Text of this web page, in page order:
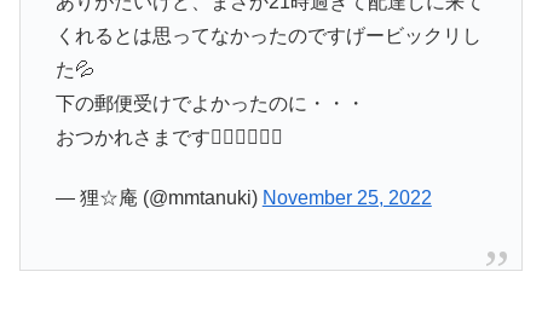
くれるとは思ってなかったのですげービックリし
た💦
下の郵便受けでよかったのに・・・
おつかれさまです🙇‍♀️🙇‍♀️🙇‍♀️
— 狸☆庵 (@mmtanuki) November 25, 2022